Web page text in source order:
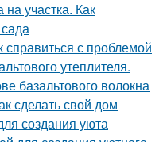
участка. Как
справиться с проблемой
утеплителя.
базальтового волокна
сделать свой дом
создания уюта